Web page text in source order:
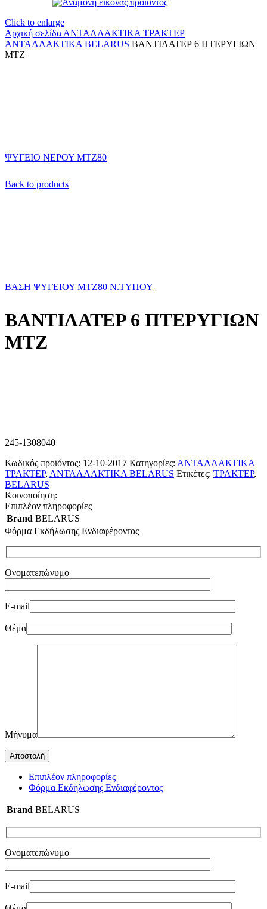
Click to enlarge
Αρχική σελίδα ΑΝΤΑΛΛΑΚΤΙΚΑ ΤΡΑΚΤΕΡ
ΑΝΤΑΛΛΑΚΤΙΚΑ BELARUS ΒΑΝΤΙΛΑΤΕΡ 6 ΠΤΕΡΥΓΙΩΝ
ΜΤΖ
ΨΥΓΕΙΟ ΝΕΡΟΥ ΜΤΖ80
Back to products
ΒΑΣΗ ΨΥΓΕΙΟΥ ΜΤΖ80 Ν.ΤΥΠΟΥ
ΒΑΝΤΙΛΑΤΕΡ 6 ΠΤΕΡΥΓΙΩΝ
ΜΤΖ
245-1308040
Κωδικός προϊόντος: 12-10-2017 Κατηγορίες: ΑΝΤΑΛΛΑΚΤΙΚΑ
ΤΡΑΚΤΕΡ, ΑΝΤΑΛΛΑΚΤΙΚΑ BELARUS Ετικέτες: ΤΡΑΚΤΕΡ,
BELARUS
Κοινοποίηση:
Επιπλέον πληροφορίες
Brand BELARUS
Φόρμα Εκδήλωσης Ενδιαφέροντος
Ονοματεπώνυμο
E-mail
Θέμα
Μήνυμα
Επιπλέον πληροφορίες
Φόρμα Εκδήλωσης Ενδιαφέροντος
Brand BELARUS
Ονοματεπώνυμο
E-mail